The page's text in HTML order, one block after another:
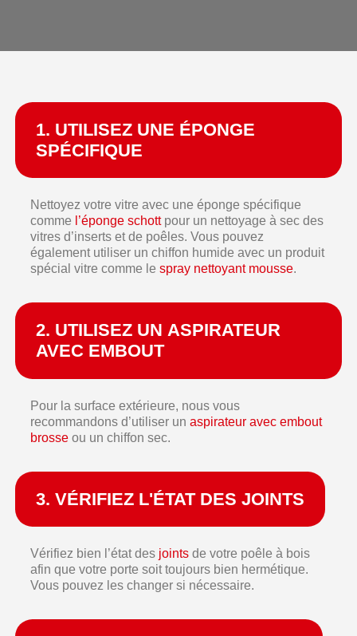
1. UTILISEZ UNE ÉPONGE
SPÉCIFIQUE
Nettoyez votre vitre avec une éponge spécifique
comme l’éponge schott pour un nettoyage à sec des
vitres d’inserts et de poêles. Vous pouvez
également utiliser un chiffon humide avec un produit
spécial vitre comme lespray nettoyant mousse.
2. UTILISEZ UN ASPIRATEUR
AVEC EMBOUT
Pour la surface extérieure, nous vous
recommandons d’utiliser unaspirateur avec embout
brosse ou un chiffon sec.
3. VÉRIFIEZ L'ÉTAT DES JOINTS
Vérifiez bien l’état des joints de votre poêle à bois
afin que votre porte soit toujours bien hermétique.
Vous pouvez les changer si nécessaire.